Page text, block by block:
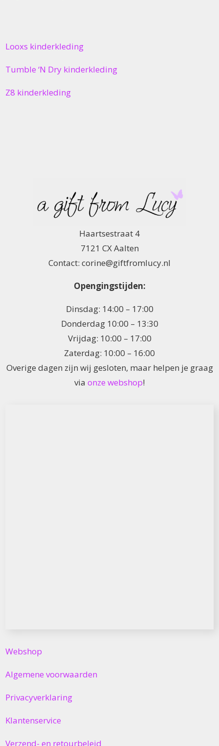
Looxs kinderkleding
Tumble ‘N Dry kinderkleding
Z8 kinderkleding
Haartsestraat 4
7121 CX Aalten
Contact: corine@giftfromlucy.nl
Opengingstijden:
Dinsdag: 14:00 – 17:00
Donderdag 10:00 – 13:30
Vrijdag: 10:00 – 17:00
Zaterdag: 10:00 – 16:00
Overige dagen zijn wij gesloten, maar helpen je graag
via onze webshop!
Webshop
Algemene voorwaarden
Privacyverklaring
Klantenservice
Verzend- en retourbeleid